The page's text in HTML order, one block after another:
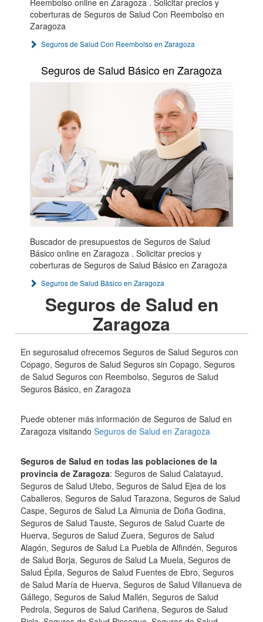
Reembolso online en Zaragoza . Solicitar precios y
coberturas de Seguros de Salud Con Reembolso en
Zaragoza
Seguros de Salud Con Reembolso en Zaragoza
Seguros de Salud Básico en Zaragoza
Buscador de presupuestos de Seguros de Salud
Básico online en Zaragoza . Solicitar precios y
coberturas de Seguros de Salud Básico en Zaragoza
Seguros de Salud Básico en Zaragoza
Seguros de Salud en
Zaragoza
En segurosalud ofrecemos Seguros de Salud Seguros con
Copago, Seguros de Salud Seguros sin Copago, Seguros
de Salud Seguros con Reembolso, Seguros de Salud
Seguros Básico, en Zaragoza
Puede obtener más información de Seguros de Salud en
Zaragoza visitando Seguros de Salud en Zaragoza
Seguros de Salud en todas las poblaciones de la
provincia de Zaragoza: Seguros de Salud Calatayud,
Seguros de Salud Utebo, Seguros de Salud Ejea de los
Caballeros, Seguros de Salud Tarazona, Seguros de Salud
Caspe, Seguros de Salud La Almunia de Doña Godina,
Seguros de Salud Tauste, Seguros de Salud Cuarte de
Huerva, Seguros de Salud Zuera, Seguros de Salud
Alagón, Seguros de Salud La Puebla de Alfindén, Seguros
de Salud Borja, Seguros de Salud La Muela, Seguros de
Salud Épila, Seguros de Salud Fuentes de Ebro, Seguros
de Salud María de Huerva, Seguros de Salud Villanueva de
Gállego, Seguros de Salud Mallén, Seguros de Salud
Pedrola, Seguros de Salud Cariñena, Seguros de Salud